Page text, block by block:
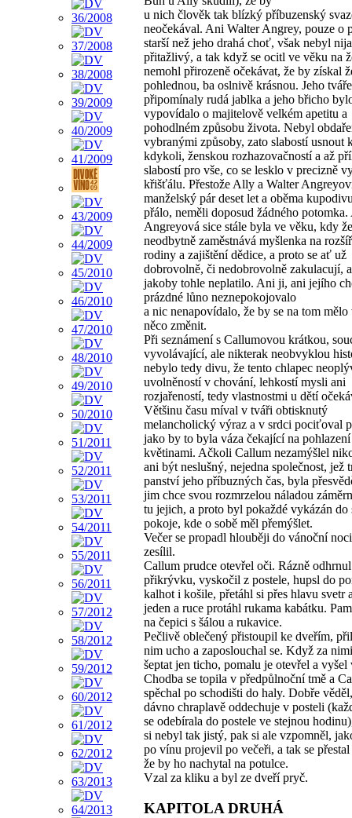
u nich člověk tak blízký příbuzenský
neočekával. Ani Walter Angrey, pouze o
starší než jeho drahá choť, však nebyl
přitažlivý, a tak když se ocitl ve věku na
nemohl přirozeně očekávat, že by získal
pohlednou, ba oslnivě krásnou. Jeho tváře
připomínaly rudá jablka a jeho břicho
vypovídalo o majitelově velkém apetitu a
pohodlném způsobu života. Nebyl
vybranými způsoby, zato slabostí usnout
kdykoli, ženskou rozhazovačností a až
slabostí pro vše, co se lesklo v precizně
křišťálu. Přestože Ally a Walter
manželský pár deset let a oběma
přálo, neměli doposud žádného
Angreyová sice stále byla ve věku, kdy
neodbytně zaměstnává myšlenka na
rodiny a zajištění dědice, a proto se ať už
dobrovolně, či nedobrovolně zakulacují,
jakoby tohle neplatilo. Ani ji, ani jejího
prázdné lůno neznepokojovalo
a nic nenapovídalo, že by se na tom
něco změnit.
Při seznámení s Callumovou krátkou,
vyvolávající, ale nikterak neobvyklou
nebylo tedy divu, že tento chlapec
uvolněností v chování, lehkostí mysli ani
rozjařeností, tedy vlastnostmi u dětí
Většinu času míval v tváři obtisknutý
melancholický výraz a v srdci pociťoval
jako by to byla váza čekající na pohlazení
květinami. Ačkoli Callum nezamýšlel
ani být neslušný, nejedna společnost, jež
panství jeho příbuzných čas, byla
jim chce svou rozmrzelou náladou
tu jejich, a proto byl pokaždé vykázán do
pokoje, kde o sobě měl přemýšlet.
Večer se propadl hlouběji do vánoční
zesílil.
Callum prudce otevřel oči. Rázně odhrnul
přikrývku, vyskočil z postele, hupsl do
kalhot i košile, přetáhl si přes hlavu svetr
jeden a ruce protáhl rukama kabátku.
na čepici s šálou a rukavice.
Pečlivě oblečený přistoupil ke dveřím,
nim ucho a zaposlouchal se. Když za
šeptat jen ticho, pomalu je otevřel a vyšel
Chodba se topila v předpůlnoční tmě a
spěchal po schodišti do haly. Dobře
dávno chraplavě oddechuje v posteli
se odebírala do postele ve stejnou
si nebyl tak jistý, pak si ale vzpomněl,
po vínu projevil po večeři, a tak se přestal
že by ho nachytal na potulce.
Vzal za kliku a byl ze dveří pryč.
KAPITOLA DRUHÁ